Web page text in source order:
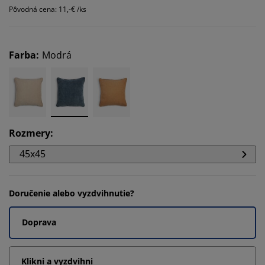
Pôvodná cena: 11,-€ /ks
Farba: Modrá
Rozmery:
45x45
Doručenie alebo vyzdvihnutie?
Doprava
Klikni a vyzdvihni